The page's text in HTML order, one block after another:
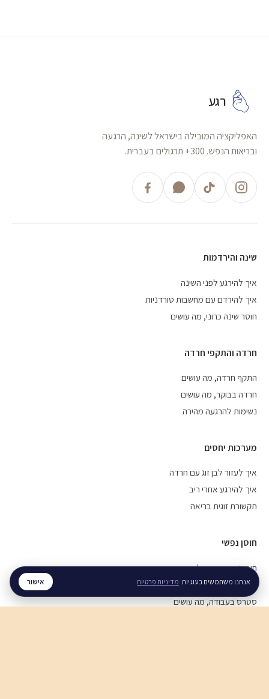
רגע
האפליקציה המובילה בישראל לשינה, הרגעה
ובריאות הנפש. 300+ תרגולים בעברית.
שינה והירדמות
איך להירגע לפני השינה
איך להירדם עם מחשבות טורדניות
חוסר שינה כרוני, מה עושים
חרדה והתקפי חרדה
התקף חרדה, מה עושים
חרדה בבוקר, מה עושים
נשימות להרגעה מהירה
מערכות יחסים
איך לעזור לבן זוג עם חרדה
איך להירגע אחרי ריב
תקשורת זוגית בריאה
חוסן נפשי
חוסן נפשי בזמן מלחמה
ויסות רגשי, איך מתרגלים
סטרס בעבודה, מה עושים
אנחנו משתמשים בעוגיות. מדיניות פרטיות אישור